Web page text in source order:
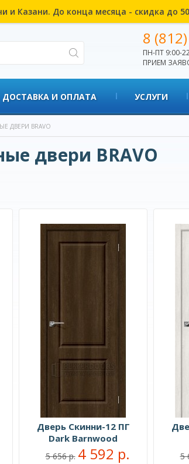
и Казани. До конца месяца - скидка до
8 (812)
ПН-ПТ 9:00-
ПРИЕМ
ДОСТАВКА И ОПЛАТА УСЛУГИ
ДВЕРИ BRAVO
двери BRAVO
Дверь Скинни-12 ПГ
Dark Barnwood
5 656 р. 4 592 р. 5